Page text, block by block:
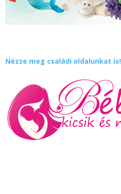
Nézze meg családi oldalunkat is!